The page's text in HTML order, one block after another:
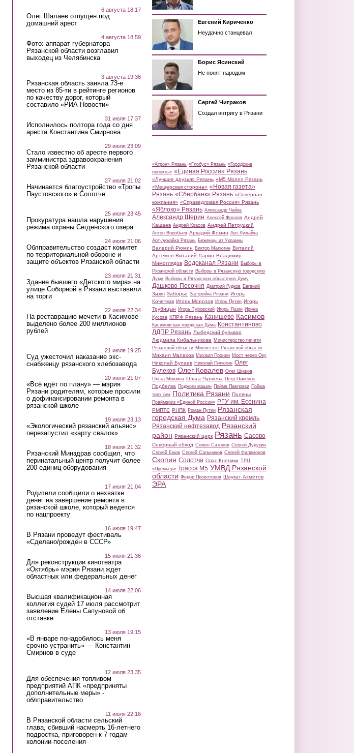
6 августа 18:17
Олег Шалаев отпущен под
домашний арест
4 августа 18:59
Фото: аппарат губернатора
Рязанской области возглавил
выходец из Челябинска
3 августа 19:36
Рязанская область заняла 73-е
место из 85-ти в рейтинге регионов
по качеству дорог, который
составило «РИА Новости»
31 июля 17:37
Исполнилось полтора года со дня
ареста Константина Смирнова
29 июля 23:09
Стало известно об аресте первого
замминистра здравоохранения
Рязанской области
27 июля 21:02
Начинается благоустройство «Тропы
Паустовского» в Солотче
25 июля 23:45
Прокуратура нашла нарушения
режима охраны Сегденского озера
24 июля 21:06
Облправительство создаст комитет
по территориальной обороне и
защите объектов Рязанской области
23 июля 21:31
Здание бывшего «Детского мира» на
улице Соборной в Рязани выставили
на торги
22 июля 22:34
На реставрацию мечети в Касимове
выделено более 200 миллионов
рублей
21 июля 19:25
Суд ужесточил наказание экс-
снабженцу рязанского хлебозавода
20 июля 21:07
«Всё идёт по плану» — мэрия
Рязани родителям, которые просили
о дофинансировании ремонта в
рязанской школе
19 июля 23:13
«Экологический рязанский альянс»
перезапустил «карту свалок»
18 июля 21:32
Рязанский Минздрав сообщил, что
перинатальный центр получит более
200 единиц оборудования
17 июля 21:04
Родители сообщили о нехватке
денег на завершение ремонта в
рязанской школе, который ведется
по нацпроекту
16 июля 19:47
В Рязани проведут фестиваль
«Сделано/рождён в СССР»
15 июля 21:36
Для реконструкции кинотеатра
«Октябрь» мэрия Рязани ждет
областных или федеральных денег
14 июля 22:06
Высшая квалификационная
коллегия судей 17 июля рассмотрит
заявление Елены Сапуновой об
отставке
13 июля 19:15
«В январе понадобилось меня
срочно устранить» — Константин
Смирнов в суде
12 июля 23:35
Для обеспечения топливом
предприятий АПК «предприняты
дополнительные меры» -
облправительство
11 июля 22:16
В Рязанской области сельский
глава, сбивший насмерть 16-летнего
подростка, приговорен к 7 годам
колонии-поселения
Евгений Кириченко
Неудачно станцевал
Борис Ясинский
Не понят народом
Сергей Чиграков
Создал интригу в Рязани
«Атрон» Рязань «Глобус» Рязань «Городские
проекты» «Единая Россия» Рязань
«Лучшие друзья» Рязань «М5 Молл» Рязань
«Мещерская сторона» «Новая газета»
Рязань «Сбербанк» Рязань «Северная
компания» «Справедливая Россия» Рязань
«Яблоко» Рязань Александр Чайка
Александр Шерин Алексей Фролов Андрей
Кашаев Андрей Красов Андрей Петруцкий
Антон Воробьев Аркадий Фомин Арт-Лужайка
Арт-лужайка Рязань Беженцы из Украины
Валерий Рюмин Виктор Малюгин Виталий
Артемов Виталий Ларин Владимир
Мимоглядов Водоканал Рязани Выборы в
Рязанской области Выборы в Рязанскую городскую
Думу Выборы в Рязанскую областную Думу
Дашково-Песочня Дмитрий Гудков Евгений
Зызин Заборье Застройка Рязани Игорь
Кочетков Игорь Морозов Игорь Путин Игорь
Трубицын Игорь Туровский Игорь Яшин Ирина
Кусова КПРФ Рязань Канищево Касимов
Касимовская городская Дума Константиново
ЛДПР Рязань Лыбедский бульвар
Людмила Кибальникова Министерство печати
Рязанской области Минлесхоз Рязанской области
Михаил Малахов Михаил Пронин Мост через Оку
Николай Булаев Николай Пилюгин Олег
Булеков Олег Ковалев Олег Шишов
Ольга Мишина Ольга Чуляева Петр Пыленок
Подбелка Поджоги машин Пойма Павловки Пойма
трех рек Политика Рязани Поляны
Праймериз «Единой России» РГУ им. Есенина
РМПТС РНПК Роман Путин Рязанская
городская Дума Рязанский кремль
Рязанский нефтезавод Рязанский
район Рязанский цирк Рязань Сасово
Северный обход Семен Сазонов Сергей Дудукин
Сергей Ежов Сергей Сальников Сергей Филимонов
Скопин Солотча Спас-Клепики ТРЦ
«Премьер» Трасса М5 УМВД Рязанской
области Федор Провоторов Шаукат Ахметов
ЭРА